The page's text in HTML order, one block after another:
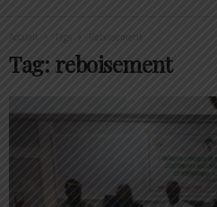
Tags
Tag: reboisement